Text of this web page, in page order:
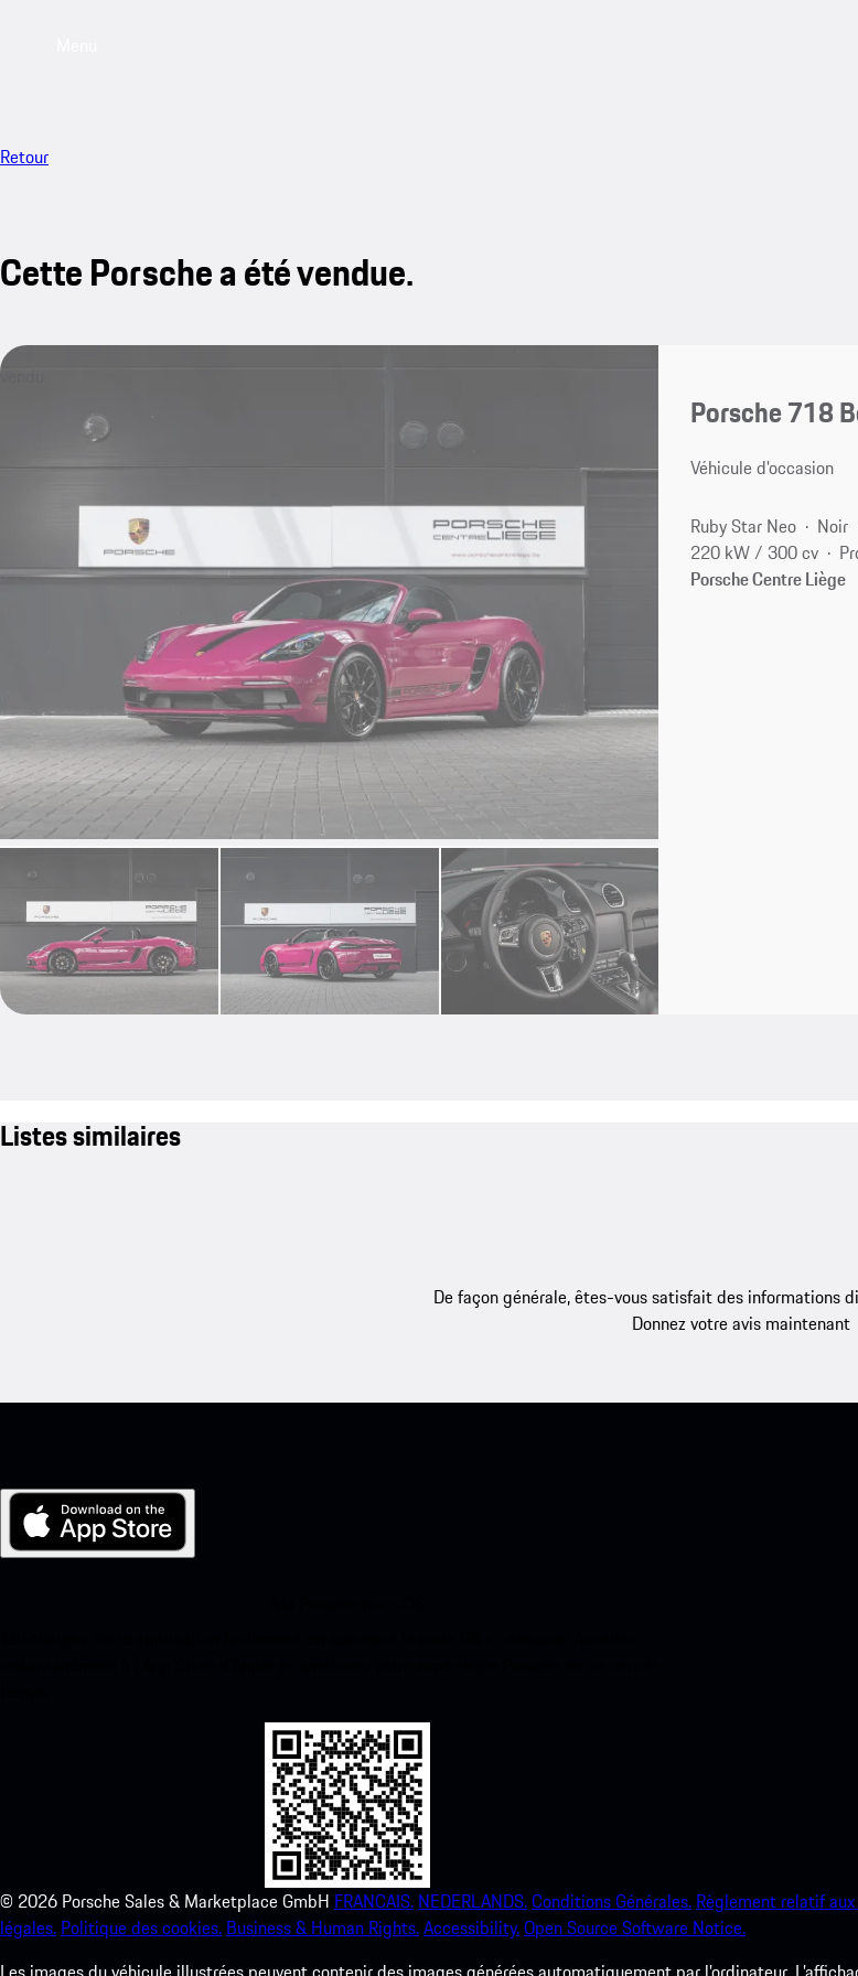
Retour
Cette Porsche a été vendue.
vendu
Porsche 718
Véhicule d'occasion
Ruby Star Neo Noir
220 kW / 300 cv
Porsche Centre Liège
Listes similaires
De façon générale, êtes-vous satisfait des informations
Donnez votre avis maintenant
© 2026 Porsche Sales & Marketplace GmbH FRANCAIS. NEDERLANDS.Conditions Générales. Règlement relatif
légales. Politique des cookies. Business & Human Rights.Accessibility.Open Source Software Notice.